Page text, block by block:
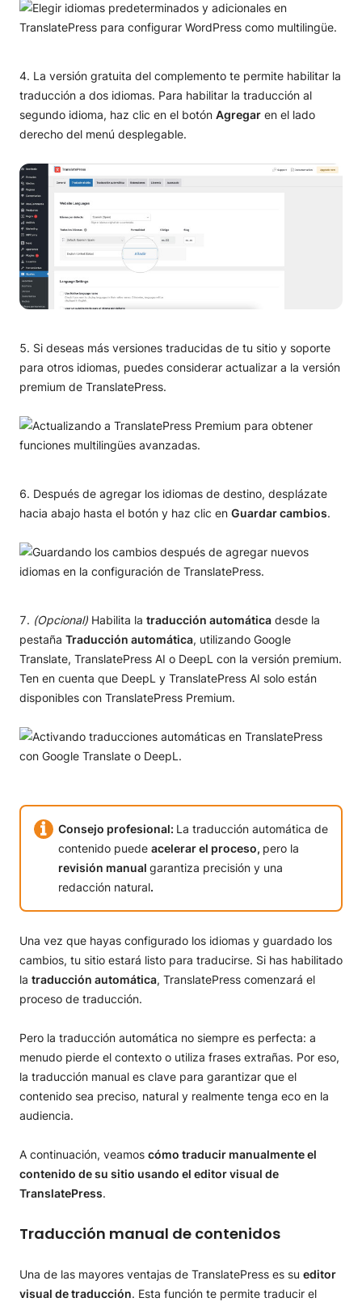
La versión gratuita del complemento te permite habilitar la
traducción a dos idiomas. Para habilitar la traducción al
segundo idioma, haz clic en el botón Agregar en el lado
derecho del menú desplegable.
Si deseas más versiones traducidas de tu sitio y soporte
para otros idiomas, puedes considerar actualizar a la versión
premium de TranslatePress.
Después de agregar los idiomas de destino, desplázate
hacia abajo hasta el botón y haz clic en Guardar cambios.
(Opcional) Habilita la traducción automática desde la
pestaña Traducción automática, utilizando Google
Translate, TranslatePress AI o DeepL con la versión premium.
Ten en cuenta que DeepL y TranslatePress AI solo están
disponibles con TranslatePress Premium.
Consejo profesional: La traducción automática de
contenido puede acelerar el proceso, pero la
revisión manual garantiza precisión y una
redacción natural.
Una vez que hayas configurado los idiomas y guardado los
cambios, tu sitio estará listo para traducirse. Si has habilitado
la traducción automática, TranslatePress comenzará el
proceso de traducción.
Pero la traducción automática no siempre es perfecta: a
menudo pierde el contexto o utiliza frases extrañas. Por eso,
la traducción manual es clave para garantizar que el
contenido sea preciso, natural y realmente tenga eco en la
audiencia.
A continuación, veamos cómo traducir manualmente el
contenido de su sitio usando el editor visual de
TranslatePress.
Traducción manual de contenidos
Una de las mayores ventajas de TranslatePress es su editor
visual de traducción. Esta función te permite traducir el